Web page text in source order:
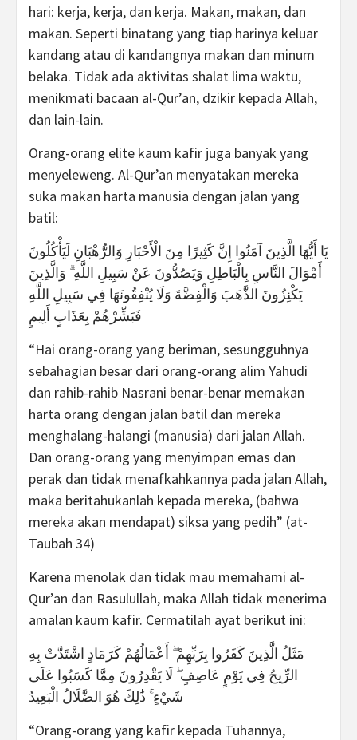
hari: kerja, kerja, dan kerja. Makan, makan, dan
makan. Seperti binatang yang tiap harinya keluar
kandang atau di kandangnya makan dan minum
belaka. Tidak ada aktivitas shalat lima waktu,
menikmati bacaan al-Qur’an, dzikir kepada Allah,
dan lain-lain.
Orang-orang elite kaum kafir juga banyak yang
menyeleweng. Al-Qur’an menyatakan mereka
suka makan harta manusia dengan jalan yang
batil:
يَا أَيُّهَا الَّذِينَ آمَنُوا إِنَّ كَثِيرًا مِنَ الْأَحْبَارِ وَالرُّهْبَانِ لَيَأْكُلُونَ
أَمْوَالَ النَّاسِ بِالْبَاطِلِ وَيَصُدُّونَ عَنْ سَبِيلِ اللَّهِ ۗ وَالَّذِينَ
يَكْنِزُونَ الذَّهَبَ وَالْفِضَّةَ وَلَا يُنْفِقُونَهَا فِي سَبِيلِ اللَّهِ
فَبَشِّرْهُمْ بِعَذَابٍ أَلِيمٍ
“Hai orang-orang yang beriman, sesungguhnya
sebahagian besar dari orang-orang alim Yahudi
dan rahib-rahib Nasrani benar-benar memakan
harta orang dengan jalan batil dan mereka
menghalang-halangi (manusia) dari jalan Allah.
Dan orang-orang yang menyimpan emas dan
perak dan tidak menafkahkannya pada jalan Allah,
maka beritahukanlah kepada mereka, (bahwa
mereka akan mendapat) siksa yang pedih” (at-
Taubah 34)
Karena menolak dan tidak mau memahami al-
Qur’an dan Rasulullah, maka Allah tidak menerima
amalan kaum kafir. Cermatilah ayat berikut ini:
مَثَلُ الَّذِينَ كَفَرُوا بِرَبِّهِمْ ۖ أَعْمَالُهُمْ كَرَمَادٍ اشْتَدَّتْ بِهِ
الرِّيحُ فِي يَوْمٍ عَاصِفٍ ۖ لَا يَقْدِرُونَ مِمَّا كَسَبُوا عَلَىٰ
شَيْءٍ ۚ ذَٰلِكَ هُوَ الضَّلَالُ الْبَعِيدُ
“Orang-orang yang kafir kepada Tuhannya,